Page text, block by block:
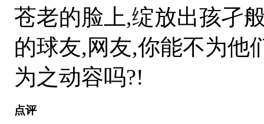
苍老的脸上,绽放出孩孑
的球友,网友,你能不为他
为之动容吗?!
点评